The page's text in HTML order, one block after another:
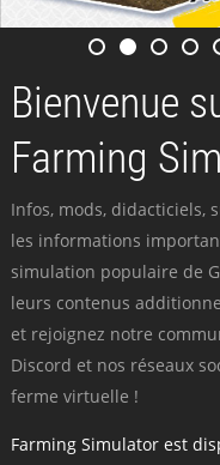
Bienvenue
Farming
Infos, mods, didacticiels,
les informations
simulation populaire de
leurs contenus
et rejoignez notre
Discord et nos réseaux
ferme virtuelle !
Farming Simulator est